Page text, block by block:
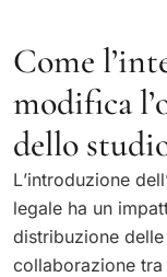
Come
modifica
dello
L’introduzione
legale ha un
distribuzione
collaborazione